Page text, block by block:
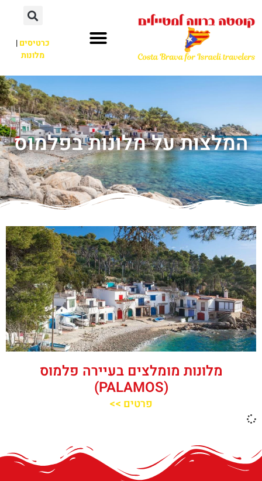
כרטיסים|
מלונות
המלצות על מלונות בפלמוס
מלונות מומלצים בעיירה פלמוס
(PALAMOS)
פרטים >>